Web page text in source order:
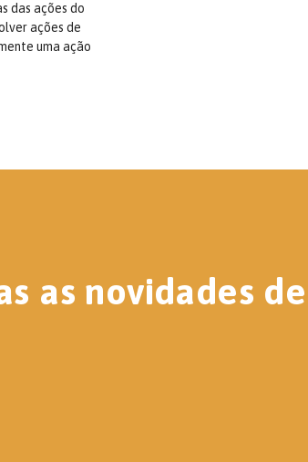
das ações do
ações de
uma ação
as novidades de